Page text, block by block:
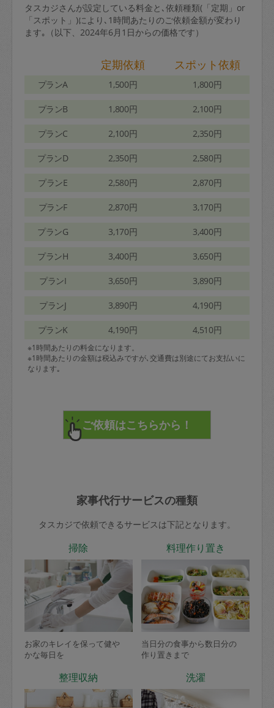
タスカジさんが設定している料金と､依頼種類(「定期」or
「スポット」)により､1時間あたりのご依頼金額が変わり
ます｡（以下、2024年6月1日からの価格です）
定期依頼 スポット依頼
プランA 1,500円 1,800円
プランB 1,800円 2,100円
プランC 2,100円 2,350円
プランD 2,350円 2,580円
プランE 2,580円 2,870円
プランF 2,870円 3,170円
プランG 3,170円 3,400円
プランH 3,400円 3,650円
プランI 3,650円 3,890円
プランJ 3,890円 4,190円
プランK 4,190円 4,510円
※1時間あたりの料金になります。
※1時間あたりの金額は税込みですが､交通費は別途にてお支払いに
なります｡
家事代行サービスの種類
タスカジで依頼できるサービスは下記となります。
掃除
お家のキレイを保って健や
かな毎日を
料理作り置き
当日分の食事から数日分の
作り置きまで
整理収納 洗濯